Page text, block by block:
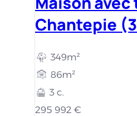
Chantepie
349m²
86m²
3 c.
295 992 €